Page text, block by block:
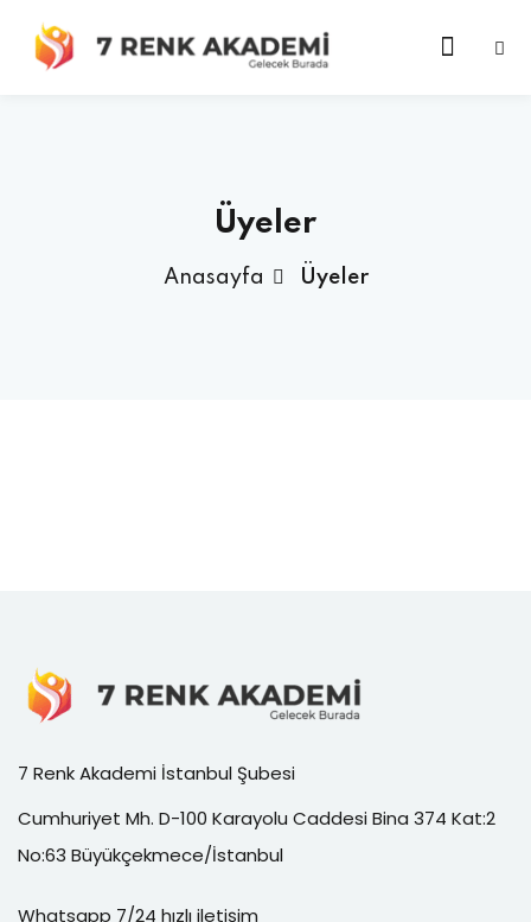
Üyeler
Anasayfa Üyeler
7 Renk Akademi İstanbul Şubesi
Cumhuriyet Mh. D-100 Karayolu Caddesi Bina 374 Kat:2
No:63 Büyükçekmece/İstanbul
Whatsapp 7/24 hızlı iletişim